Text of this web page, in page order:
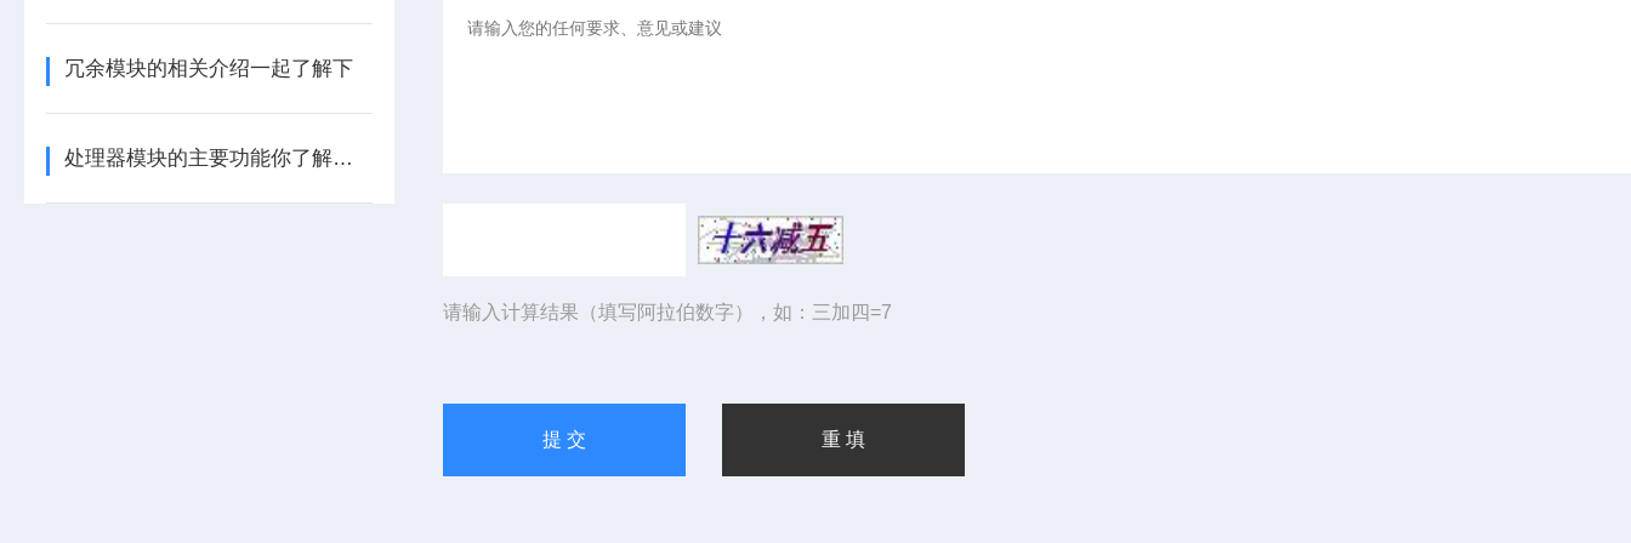
冗余模块的相关介绍一起了解下
处理器模块的主要功能你了解多少呢
请输入计算结果（填写阿拉伯数字），如：三加四=7